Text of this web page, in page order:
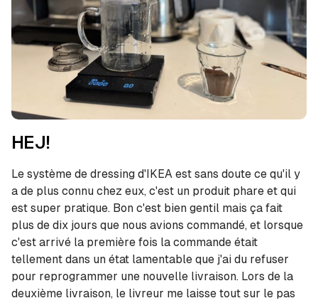
HEJ!
Le système de dressing d'IKEA est sans doute ce qu'il y
a de plus connu chez eux, c'est un produit phare et qui
est super pratique. Bon c'est bien gentil mais ça fait
plus de dix jours que nous avions commandé, et lorsque
c'est arrivé la première fois la commande était
tellement dans un état lamentable que j'ai du refuser
pour reprogrammer une nouvelle livraison. Lors de la
deuxième livraison, le livreur me laisse tout sur le pas